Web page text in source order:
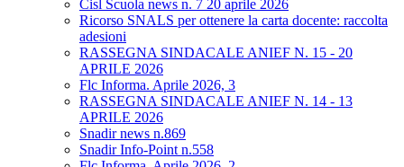
Cisl Scuola news n. 7 20 aprile 2026
Ricorso SNALS per ottenere la carta docente: raccolta
adesioni
RASSEGNA SINDACALE ANIEF N. 15 - 20
APRILE 2026
Flc Informa. Aprile 2026, 3
RASSEGNA SINDACALE ANIEF N. 14 - 13
APRILE 2026
Snadir news n.869
Snadir Info-Point n.558